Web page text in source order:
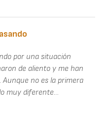
por una situación
de aliento y me han
no es la primera
muy diferente…